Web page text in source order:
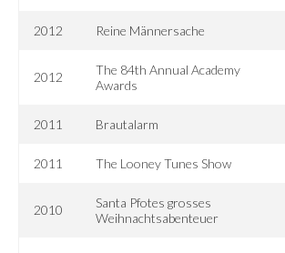
2012 Reine Männersache
2012
The 84th Annual Academy
Awards
2011 Brautalarm
2011 The Looney Tunes Show
2010
Santa Pfotes grosses
Weihnachtsabenteuer